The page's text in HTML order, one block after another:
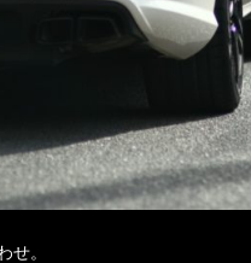
せ。